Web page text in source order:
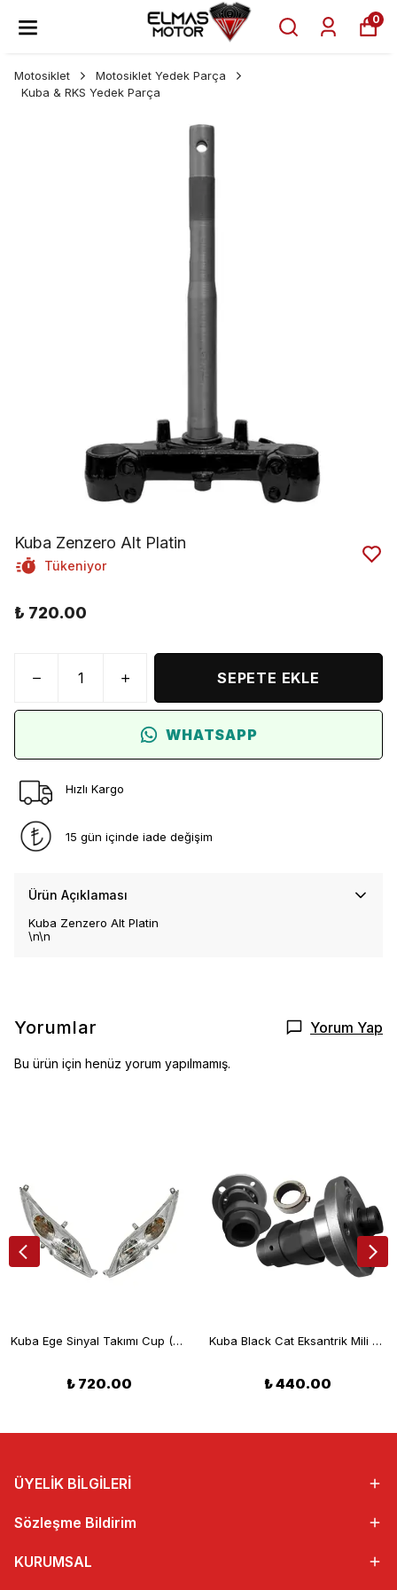
0
Motosiklet
Motosiklet Yedek Parça
Kuba & RKS Yedek Parça
Kuba Zenzero Alt Platin
Tükeniyor
₺ 720.00
SEPETE EKLE
WHATSAPP
Hızlı Kargo
15 gün içinde iade değişim
Ürün Açıklaması
Kuba Zenzero Alt Platin
\n\n
Yorumlar Yorum Yap
Bu ürün için henüz yorum yapılmamış.
Kuba Ege Sinyal Takımı Cup (CE)
₺ 720.00
Kuba Black Cat Eksantrik Mili Burçlu
₺ 440.00
ÜYELİK BİLGİLERİ
Sözleşme Bildirim
KURUMSAL